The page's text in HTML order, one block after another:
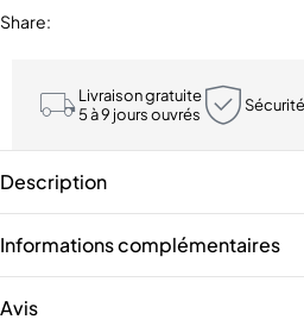
Share:
Livraison gratuite
5 à 9 jours ouvrés
Description
Informations complémentaires
Avis